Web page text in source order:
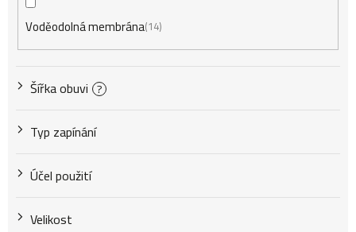
Voděodolná membrána 14
Šířka obuvi ?
Typ zapínání
Účel použití
Velikost